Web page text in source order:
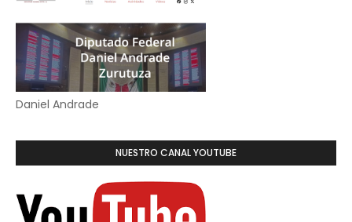
Daniel Andrade
NUESTRO CANAL YOUTUBE